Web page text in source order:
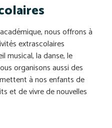
nous offrons à
extrascolaires
musical, la danse, le
organisons aussi des
à nos enfants de
et de vivre de nouvelles